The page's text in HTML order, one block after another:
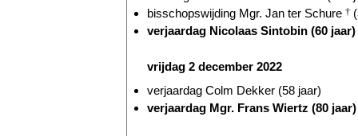
bisschopswijding Mgr. Jan ter Schure †
verjaardag Nicolaas Sintobin (60 jaar)
vrijdag 2 december 2022
verjaardag Colm Dekker (58 jaar)
verjaardag Mgr. Frans Wiertz (80 jaar)